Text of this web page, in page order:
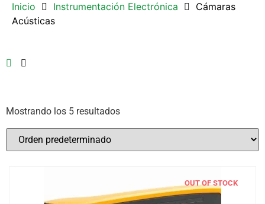
Inicio Instrumentación Electrónica
Cámaras
Acústicas
Mostrando los 5 resultados
OUT OF STOCK